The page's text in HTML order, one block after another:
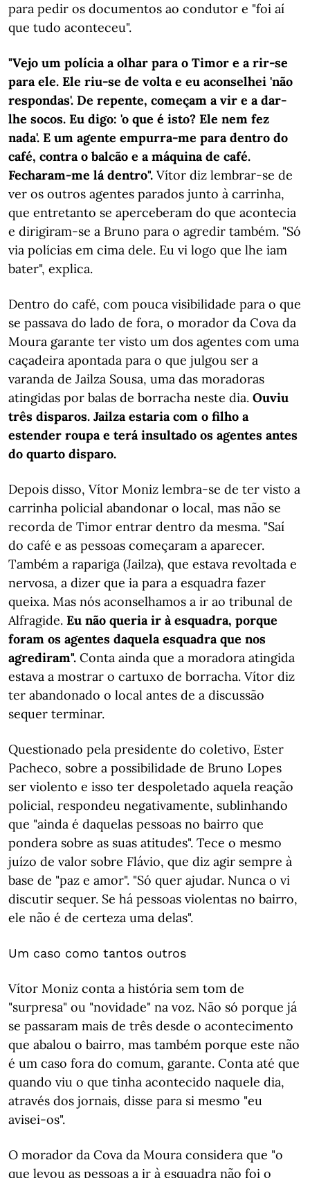
para pedir os documentos ao condutor e "foi aí
que tudo aconteceu".
"Vejo um polícia a olhar para o Timor e a rir-se
para ele. Ele riu-se de volta e eu aconselhei 'não
respondas'. De repente, começam a vir e a dar-
lhe socos. Eu digo: 'o que é isto? Ele nem fez
nada'. E um agente empurra-me para dentro do
café, contra o balcão e a máquina de café.
Fecharam-me lá dentro". Vítor diz lembrar-se de
ver os outros agentes parados junto à carrinha,
que entretanto se aperceberam do que acontecia
e dirigiram-se a Bruno para o agredir também. "Só
via polícias em cima dele. Eu vi logo que lhe iam
bater", explica.
Dentro do café, com pouca visibilidade para o que
se passava do lado de fora, o morador da Cova da
Moura garante ter visto um dos agentes com uma
caçadeira apontada para o que julgou ser a
varanda de Jailza Sousa, uma das moradoras
atingidas por balas de borracha neste dia. Ouviu
três disparos. Jailza estaria com o filho a
estender roupa e terá insultado os agentes antes
do quarto disparo.
Depois disso, Vítor Moniz lembra-se de ter visto a
carrinha policial abandonar o local, mas não se
recorda de Timor entrar dentro da mesma. "Saí
do café e as pessoas começaram a aparecer.
Também a rapariga (Jailza), que estava revoltada e
nervosa, a dizer que ia para a esquadra fazer
queixa. Mas nós aconselhamos a ir ao tribunal de
Alfragide. Eu não queria ir à esquadra, porque
foram os agentes daquela esquadra que nos
agrediram". Conta ainda que a moradora atingida
estava a mostrar o cartuxo de borracha. Vítor diz
ter abandonado o local antes de a discussão
sequer terminar.
Questionado pela presidente do coletivo, Ester
Pacheco, sobre a possibilidade de Bruno Lopes
ser violento e isso ter despoletado aquela reação
policial, respondeu negativamente, sublinhando
que "ainda é daquelas pessoas no bairro que
pondera sobre as suas atitudes". Tece o mesmo
juízo de valor sobre Flávio, que diz agir sempre à
base de "paz e amor". "Só quer ajudar. Nunca o vi
discutir sequer. Se há pessoas violentas no bairro,
ele não é de certeza uma delas".
Um caso como tantos outros
Vítor Moniz conta a história sem tom de
"surpresa" ou "novidade" na voz. Não só porque já
se passaram mais de três desde o acontecimento
que abalou o bairro, mas também porque este não
é um caso fora do comum, garante. Conta até que
quando viu o que tinha acontecido naquele dia,
através dos jornais, disse para si mesmo "eu
avisei-os".
O morador da Cova da Moura considera que "o
que levou as pessoas a ir à esquadra não foi o